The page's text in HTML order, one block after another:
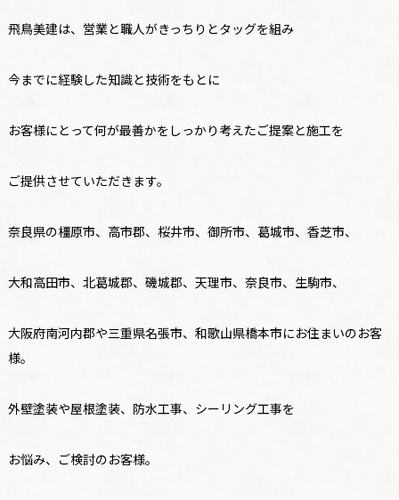
飛鳥美建は、営業と職人がきっちりとタッグを組み
今までに経験した知識と技術をもとに
お客様にとって何が最善かをしっかり考えたご提案と施工を
ご提供させていただきます。
奈良県の橿原市、高市郡、桜井市、御所市、葛城市、香芝市、
大和高田市、北葛城郡、磯城郡、天理市、奈良市、生駒市、
大阪府南河内郡や三重県名張市、和歌山県橋本市にお住まいのお客
様。
外壁塗装や屋根塗装、防水工事、シーリング工事を
お悩み、ご検討のお客様。